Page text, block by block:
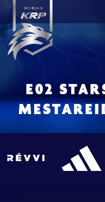
E02